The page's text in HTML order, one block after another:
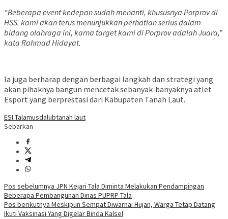
“Beberapa event kedepan sudah menanti, khususnya Porprov di
HSS. kami akan terus menunjukkan perhatian serius dalam
bidang olahraga ini, karna target kami di Porprov adalah Juara,”
kata Rahmad Hidayat.
Ia juga berharap dengan berbagai langkah dan strategi yang
akan pihaknya bangun mencetak sebanyak-banyaknya atlet
Esport yang berprestasi dari Kabupaten Tanah Laut.
ESI Talamusdalubtanah laut
Sebarkan
Navigasi
pos
Pos sebelumnya JPN Kejari Tala Diminta Melakukan Pendampingan
Beberapa Pembangunan Dinas PUPRP Tala
Pos berikutnya Meskipun Sempat Diwarnai Hujan, Warga Tetap Datang
Ikuti Vaksinasi Yang Digelar Binda Kalsel